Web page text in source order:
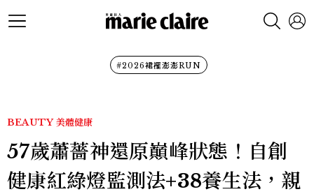
#2026裙襬澎澎RUN
BEAUTY 美體健康
57歲蕭薔神還原巔峰狀態！自創
健康紅綠燈監測法+38養生法，親